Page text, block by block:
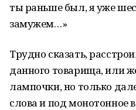
ты раньше был, я уже
замужем…»
Трудно сказать,
данного товарища, или
лампочки, но только
слова и под монотонное